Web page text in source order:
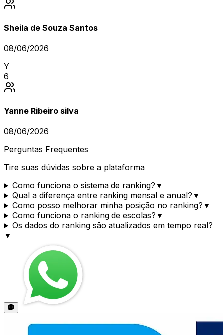
Sheila de Souza Santos
08/06/2026
Y
6
Yanne Ribeiro silva
08/06/2026
Perguntas Frequentes
Tire suas dúvidas sobre a plataforma
Como funciona o sistema de ranking? ▼
Qual a diferença entre ranking mensal e anual? ▼
Como posso melhorar minha posição no ranking? ▼
Como funciona o ranking de escolas? ▼
Os dados do ranking são atualizados em tempo real?
▼